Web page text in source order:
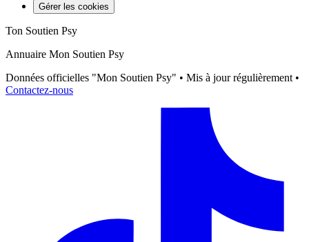
Gérer les cookies
Ton Soutien Psy
Annuaire Mon Soutien Psy
Données officielles "Mon Soutien Psy" • Mis à jour régulièrement •
Contactez-nous